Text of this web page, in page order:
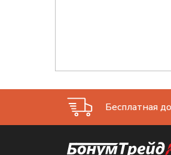
Бесплатная